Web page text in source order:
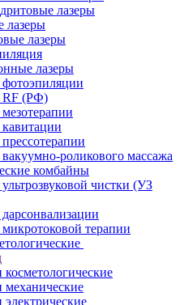
лазеры
лазеры
лазеры
лазеры
RF (РФ)
роликового массажа
комбайны
чистки (УЗ
терапии